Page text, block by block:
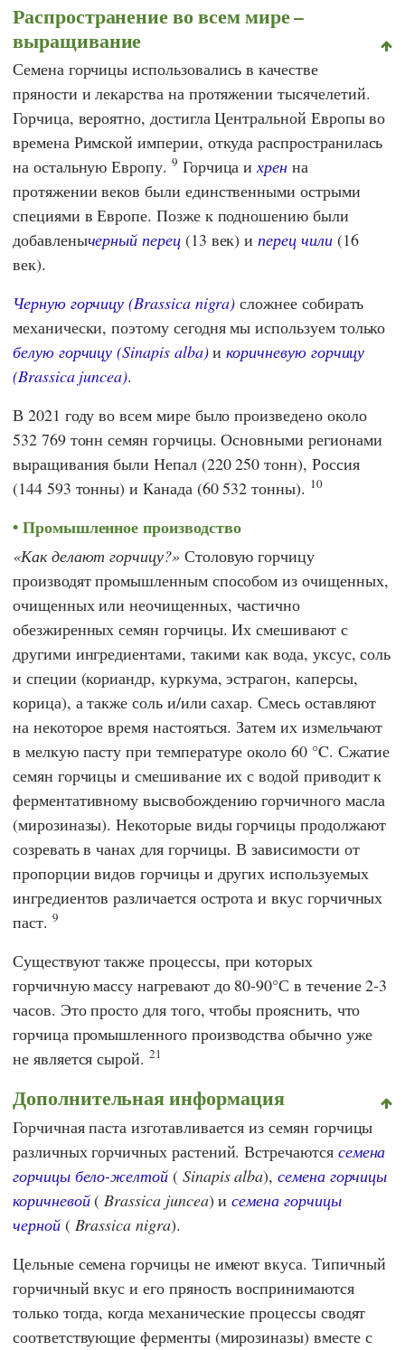
Распространение во всем мире –
выращивание
Семена горчицы использовались в качестве
пряности и лекарства на протяжении тысячелетий.
Горчица, вероятно, достигла Центральной Европы во
времена Римской империи, откуда распространилась
на остальную Европу. 9 Горчица ихрен на
протяжении веков были единственными острыми
специями в Европе. Позже к подношению были
добавленычерный перец(13 век) иперец чили(16
век).
Черную горчицу (Brassica nigra) сложнее собирать
механически, поэтому сегодня мы используем только
белую горчицу (Sinapis alba)икоричневую горчицу
(Brassica juncea).
В 2021 году во всем мире было произведено около
532 769 тонн семян горчицы. Основными регионами
выращивания были Непал (220 250 тонн), Россия
(144 593 тонны) и Канада (60 532 тонны). 10
Промышленное производство
Как делают горчицу? Столовую горчицу
производят промышленным способом из очищенных,
очищенных или неочищенных, частично
обезжиренных семян горчицы. Их смешивают с
другими ингредиентами, такими как вода, уксус, соль
и специи (кориандр, куркума, эстрагон, каперсы,
корица), а также соль и/или сахар. Смесь оставляют
на некоторое время настояться. Затем их измельчают
в мелкую пасту при температуре около 60 °C. Сжатие
семян горчицы и смешивание их с водой приводит к
ферментативному высвобождению горчичного масла
(мирозиназы). Некоторые виды горчицы продолжают
созревать в чанах для горчицы. В зависимости от
пропорции видов горчицы и других используемых
ингредиентов различается острота и вкус горчичных
паст. 9
Существуют также процессы, при которых
горчичную массу нагревают до 80-90°С в течение 2-3
часов. Это просто для того, чтобы прояснить, что
горчица промышленного производства обычно уже
не является сырой. 21
Дополнительная информация
Горчичная паста изготавливается из семян горчицы
различных горчичных растений. Встречаются семена
горчицы бело-желтой( Sinapis alba),семена горчицы
коричневой( Brassica juncea) исемена горчицы
черной( Brassica nigra).
Цельные семена горчицы не имеют вкуса. Типичный
горчичный вкус и его пряность воспринимаются
только тогда, когда механические процессы сводят
соответствующие ферменты (мирозиназы) вместе с